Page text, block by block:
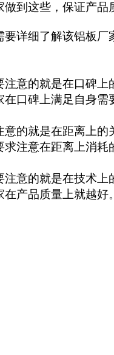
到这些，保证产品
详细了解该铝板
的就是在口碑上
在口碑上满足自身需
就是在距离上的
注意在距离上消耗
的就是在技术上
产品质量上就越